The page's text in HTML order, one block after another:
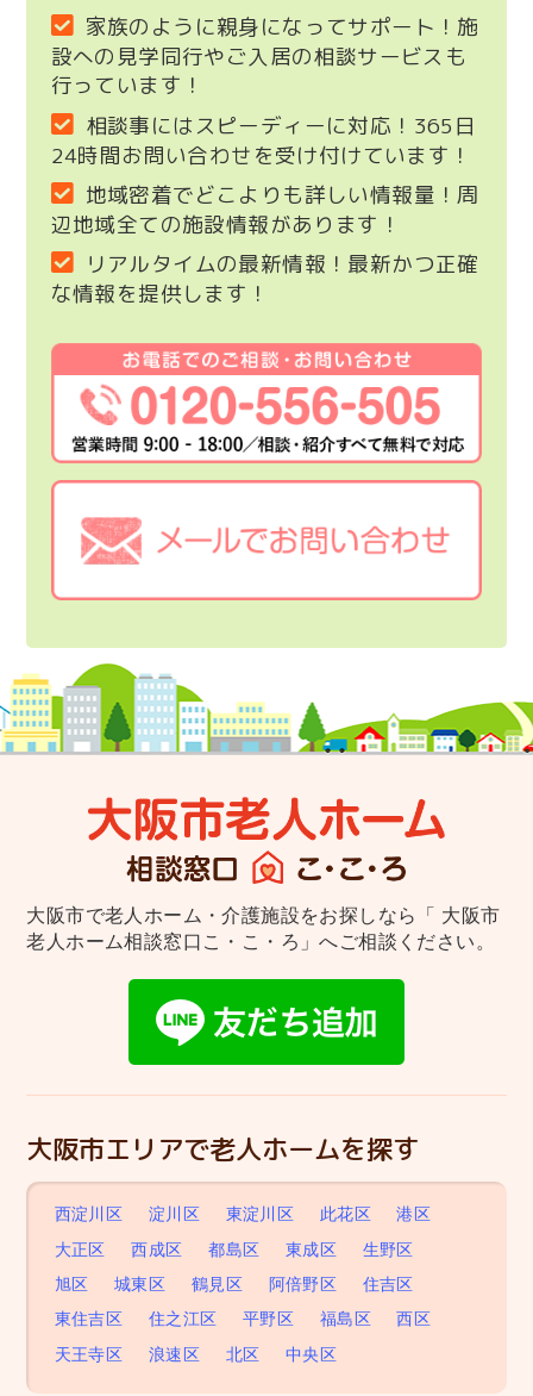
家族のように親身になってサポート！施
設への見学同行やご入居の相談サービスも
行っています！
相談事にはスピーディーに対応！365日
24時間お問い合わせを受け付けています！
地域密着でどこよりも詳しい情報量！周
辺地域全ての施設情報があります！
リアルタイムの最新情報！最新かつ正確
な情報を提供します！
大阪市で老人ホーム・介護施設をお探しなら
「 大阪市
老人ホーム相談窓口こ・こ・ろ」へご相談ください。
大阪市エリアで老人ホームを探す
西淀川区 淀川区 東淀川区 此花区
港区
大正区
西成区 都島区 東成区
生野区
旭区
城東区 鶴見区 阿倍野区
住吉区
東住吉区
住之江区 平野区 福島区
西区
天王寺区
浪速区 北区 中央区